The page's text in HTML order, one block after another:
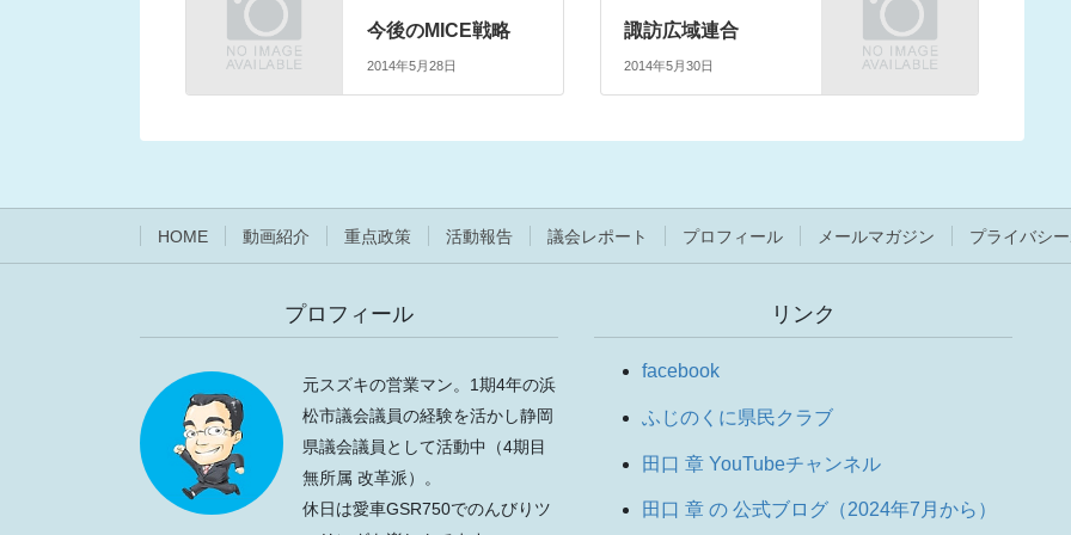
今後のMICE戦略
2014年5月28日
諏訪広域連合
2014年5月30日
HOME 動画紹介 重点政策 活動報告 議会レポート プロフィール メールマガジン プライバシ
プロフィール
元スズキの営業マン。1期4年の浜
松市議会議員の経験を活かし静岡
県議会議員として活動中（4期目
無所属 改革派）。
休日は愛車GSR750でのんびりツ
リンク
facebook
ふじのくに県民クラブ
田口 章 YouTubeチャンネル
田口 章 の 公式ブログ（2024年7月から）